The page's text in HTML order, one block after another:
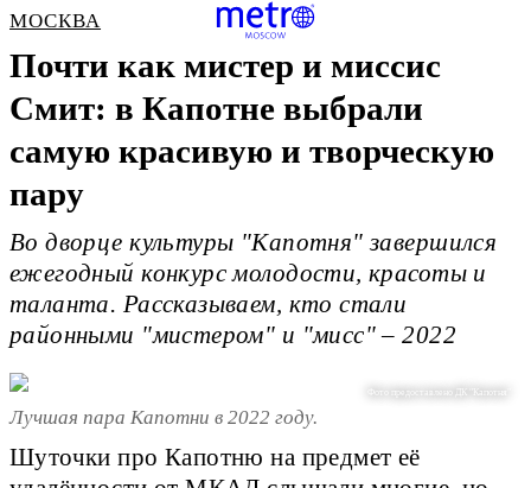
МОСКВА
Почти как мистер и миссис
Смит: в Капотне выбрали
самую красивую и творческую
пару
Во дворце культуры "Капотня" завершился
ежегодный конкурс молодости, красоты и
таланта. Рассказываем, кто стали
районными "мистером" и "мисс" – 2022
Фото предоставлено ДК "Капотня"
Лучшая пара Капотни в 2022 году.
Шуточки про Капотню на предмет её